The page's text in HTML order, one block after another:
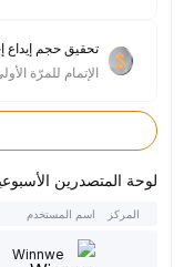
الإتمام للمرّة الأولى+30
لوحة المتصدرين الأسبوعية
المركز اسم المستخدم
Winnwe